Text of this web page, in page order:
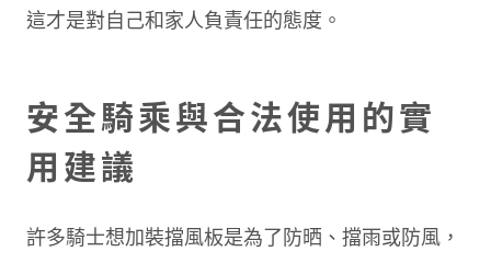
這才是對自己和家人負責任的態度。
安全騎乘與合法使用的實
用建議
許多騎士想加裝擋風板是為了防晒、擋雨或防風，